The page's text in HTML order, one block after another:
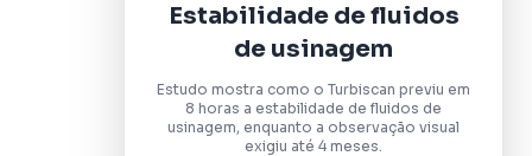
Estabilidade de fluidos
de usinagem
Estudo mostra como o Turbiscan previu em
8 horas a estabilidade de fluidos de
usinagem, enquanto a observação visual
exigiu até 4 meses.